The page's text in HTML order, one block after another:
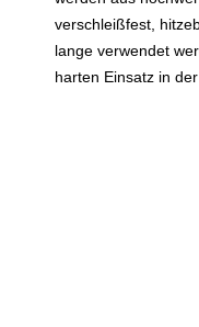
verschleißfest,
lange verwendet
harten Einsatz in